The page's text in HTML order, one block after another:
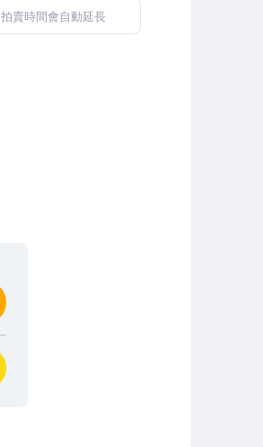
拍賣時間會自動延長